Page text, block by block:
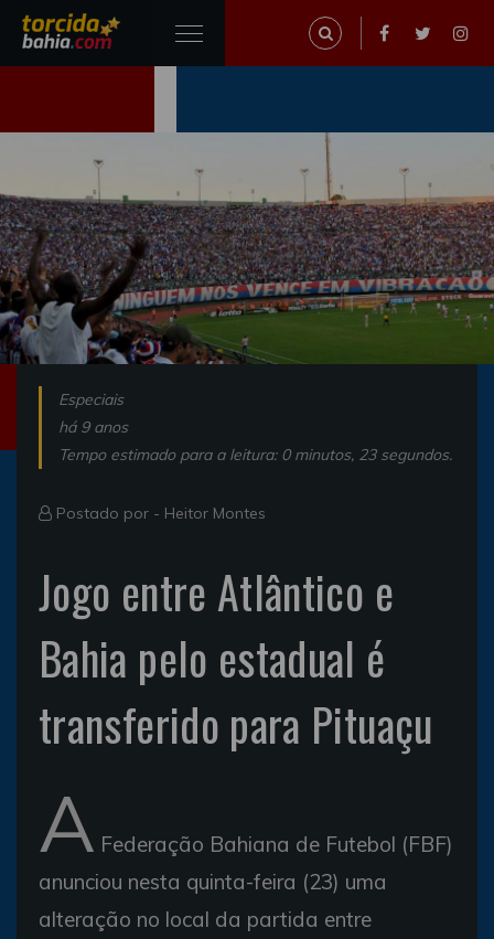
Especiais
há 9 anos
Tempo estimado para a leitura: 0 minutos, 23 segundos.
Postado por - Heitor Montes
Jogo entre Atlântico e
Bahia pelo estadual é
transferido para Pituaçu
A Federação Bahiana de Futebol (FBF)
anunciou nesta quinta-feira (23) uma
alteração no local da partida entre